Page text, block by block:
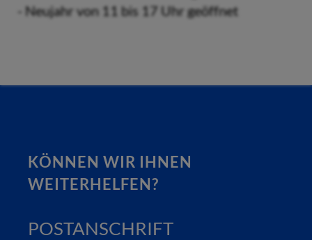
- Neujahr von 11 bis 17 Uhr geöffnet
KÖNNEN WIR IHNEN
WEITERHELFEN?
POSTANSCHRIFT